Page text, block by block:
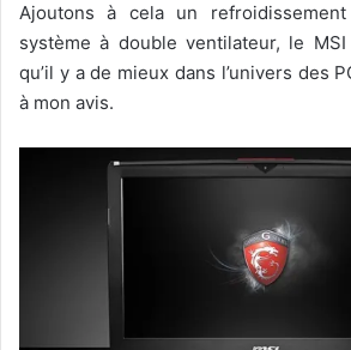
Ajoutons à cela un
système à double ventilateur, le
qu’il y a de mieux dans l’univers des
à mon avis.